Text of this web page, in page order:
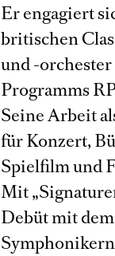
Er engagiert
britischen
und -
Programms
Seine Arbeit
für Konzert,
Spielfilm und
Mit
Debüt mit